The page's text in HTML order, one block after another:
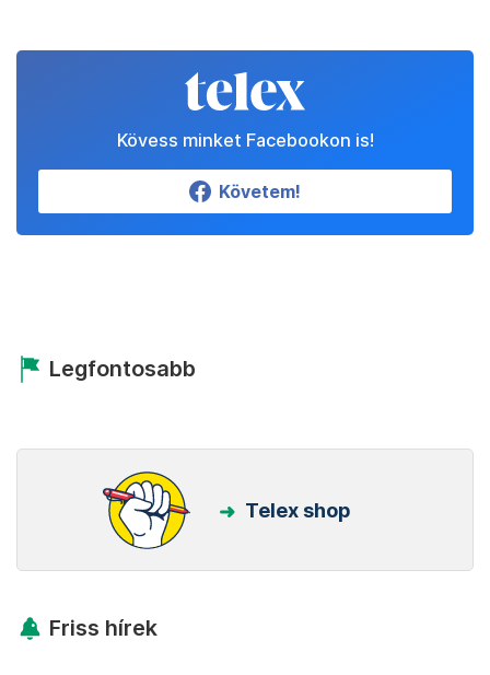
Kövess minket Facebookon is!
Követem!
Legfontosabb
Telex shop
Friss hírek